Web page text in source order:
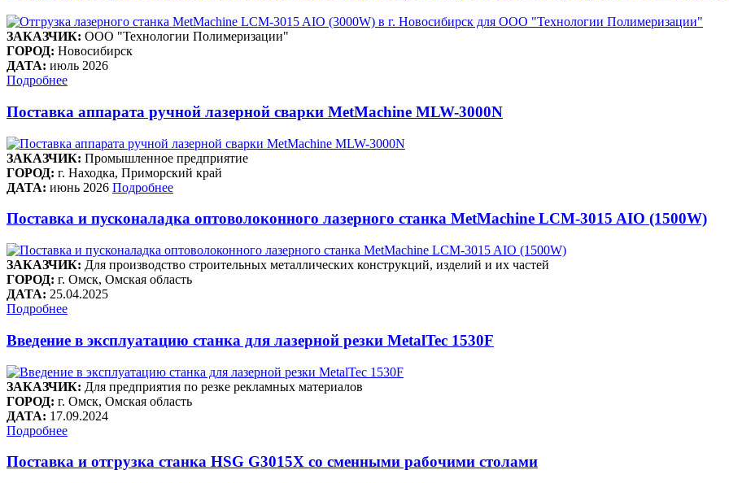
ЗАКАЗЧИК: ООО "Технологии Полимеризации"
ГОРОД: Новосибирск
ДАТА: июль 2026
Подробнее
Поставка аппарата ручной лазерной сварки MetMachine MLW-3000N
ЗАКАЗЧИК: Промышленное предприятие
ГОРОД: г. Находка, Приморский край
ДАТА: июнь 2026 Подробнее
Поставка и пусконаладка оптоволоконного лазерного станка MetMachine LCM-3015 AIO (1500W)
ЗАКАЗЧИК: Для производство строительных металлических конструкций, изделий и их частей
ГОРОД: г. Омск, Омская область
ДАТА: 25.04.2025
Подробнее
Введение в эксплуатацию станка для лазерной резки MetalTec 1530F
ЗАКАЗЧИК: Для предприятия по резке рекламных материалов
ГОРОД: г. Омск, Омская область
ДАТА: 17.09.2024
Подробнее
Поставка и отгрузка станка HSG G3015X со сменными рабочими столами